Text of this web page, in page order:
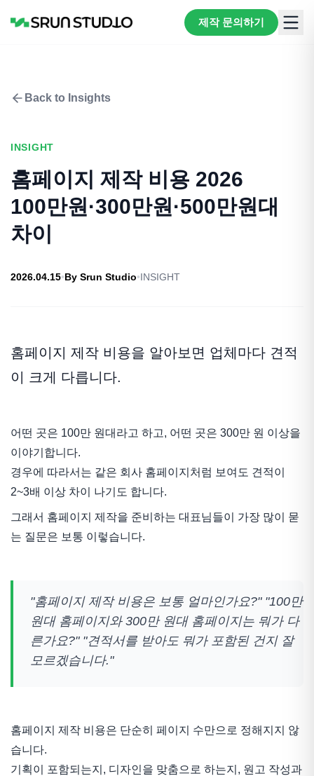
제작 문의하기
Back to Insights
INSIGHT
홈페이지 제작 비용 2026
100만원·300만원·500만원대
차이
2026.04.15•By Srun Studio•INSIGHT
홈페이지 제작 비용을 알아보면 업체마다 견적
이 크게 다릅니다.
어떤 곳은 100만 원대라고 하고, 어떤 곳은 300만 원 이상을
이야기합니다.
경우에 따라서는 같은 회사 홈페이지처럼 보여도 견적이
2~3배 이상 차이 나기도 합니다.
그래서 홈페이지 제작을 준비하는 대표님들이 가장 많이 묻
는 질문은 보통 이렇습니다.
"홈페이지 제작 비용은 보통 얼마인가요?" "100만
원대 홈페이지와 300만 원대 홈페이지는 뭐가 다
른가요?" "견적서를 받아도 뭐가 포함된 건지 잘
모르겠습니다."
홈페이지 제작 비용은 단순히 페이지 수만으로 정해지지 않
습니다.
기획이 포함되는지, 디자인을 맞춤으로 하는지, 원고 작성과